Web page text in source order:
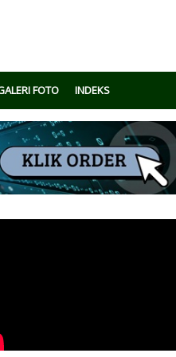
FOTO INDEKS